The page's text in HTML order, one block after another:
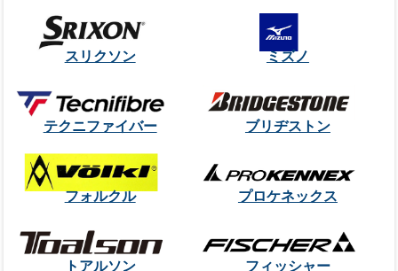
スリクソン ミズノ
テクニファイバー ブリヂストン
フォルクル プロケネックス
トアルソン フィッシャー